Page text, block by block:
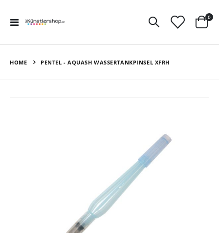
Navigation
0
HOME PENTEL - AQUASH WASSERTANKPINSEL XFRH